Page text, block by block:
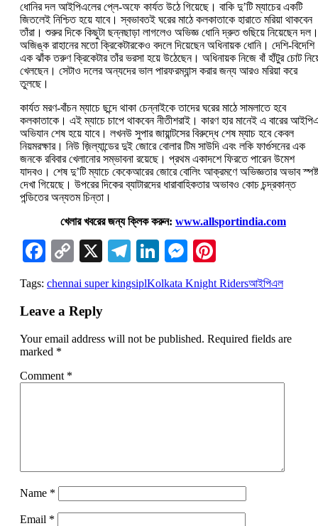
ধোনির দল আইপিএলের প্লে-অফে কার্যত উঠে গিয়েছে। বাকি দু’টি ম্যাচের একটি
জিতলেই নিশ্চিত হয়ে যাবে। স্বভাবতই ঘরের মাঠে কলকাতাকে হারাতে মরিয়া থাকবেন
তাঁরা। শুরুর দিকে কিছুটা ছন্নছাড়া লাগলেও অভিজ্ঞ ধোনি দ্রুত গুছিয়ে নিয়েছেন দল।
অজিঙ্ক রাহানের মতো ক্রিকেটারকেও বদলে দিয়েছেন অধিনায়ক ধোনি। দেশি-বিদেশি
এক ঝাঁক তরুণ ক্রিকেটার তাঁর ভরসা হয়ে উঠেছেন। অধিনায়ক নিজে বাঁ হাঁটুর চোট
খেলছেন। সেটাও দলের অন্যদের ভাল পারফরম্যান্স করার জন্য আরও মরিয়া করে
তুলছে।
কার্যত মরণ-বাঁচন ম্যাচে ছন্দে থাকা চেন্নাইকে তাদের ঘরের মাঠে সামলাতে হবে
কলকাতাকে। এই ম্যাচে চাপে থাকবেন নীতীশরাই। কারণ হার মানেই এ বারের
অভিযান শেষ হয়ে যাবে। লখনউ সুপার জায়ান্টসের বিরুদ্ধে শেষ ম্যাচ হবে কেবল
নিয়মরক্ষার। নিউ জ়িল্যান্ডের দুই জোরে বোলার টিম সাউদি এবং লকি ফার্গুসনের এক
জনকে রবিবার খেলানোর সম্ভাবনা রয়েছে। প্রথম একাদশে ফিরতে পারেন উমেশ
যাদবও। শেষ দু’টি ম্যাচে কেকেআরের জোরে বোলিং আক্রমণে অভিজ্ঞতার অভাব স্পষ্ট
দেখা গিয়েছে। উপরের দিকের ব্যাটারদের ধারাবাহিকতার অভাবও কোচ চন্দ্রকান্ত
পন্ডিতের অন্যতম চিন্তা।
খেলার খবরের জন্য ক্লিক করুন: www.allsportindia.com
Facebook
Copy
Link
X Telegram
LinkedIn
Messenger
Tags: chennai super kingsiplKolkata Knight Ridersআইপিএল
Leave a Reply
Your email address will not be published. Required fields are
marked *
Comment *
Name *
Email *